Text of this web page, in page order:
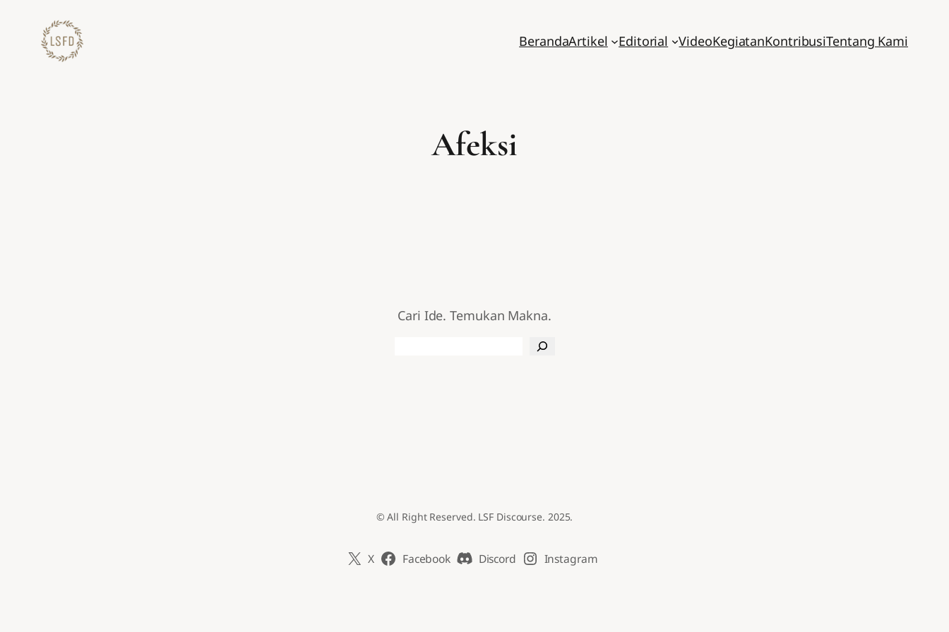
konten
BerandaArtikel Editorial VideoKegiatanKontribusiTentang Kami
Afeksi
Cari Ide. Temukan Makna.
© All Right Reserved. LSF Discourse. 2025.
X Facebook Discord Instagram